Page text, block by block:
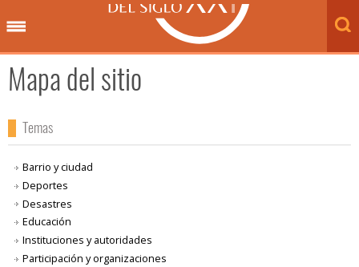
Mapa del sitio
Temas
Barrio y ciudad
Deportes
Desastres
Educación
Instituciones y autoridades
Participación y organizaciones